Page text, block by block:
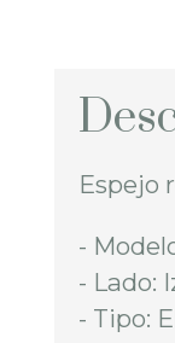
Espejo
-
- Lado:
- Tipo: